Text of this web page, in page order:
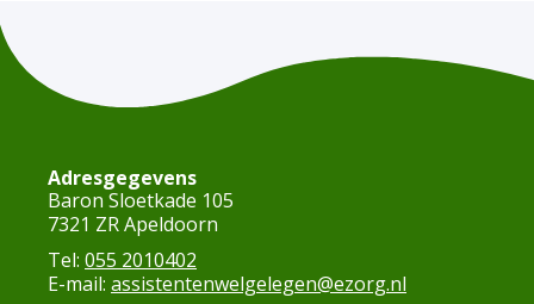
Adresgegevens
Baron Sloetkade 105
7321 ZR Apeldoorn
Tel: 055 2010402
E-mail: assistentenwelgelegen@ezorg.nl